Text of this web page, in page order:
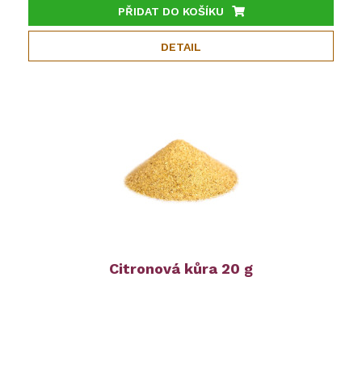
PŘIDAT DO KOŠÍKU
DETAIL
Citronová kůra 20 g